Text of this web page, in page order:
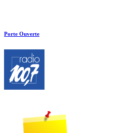
Porte Ouverte